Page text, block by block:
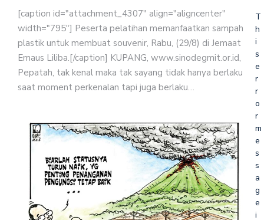
[caption id="attachment_4307" align="aligncenter"
width="795"] Peserta pelatihan memanfaatkan sampah
plastik untuk membuat souvenir, Rabu, (29/8) di Jemaat
Emaus Liliba.[/caption] KUPANG, www.sinodegmit.or.id,
Pepatah, tak kenal maka tak sayang tidak hanya berlaku
saat moment perkenalan tapi juga berlaku…
T
h
i
s
e
r
r
o
r
m
e
s
s
a
g
e
i